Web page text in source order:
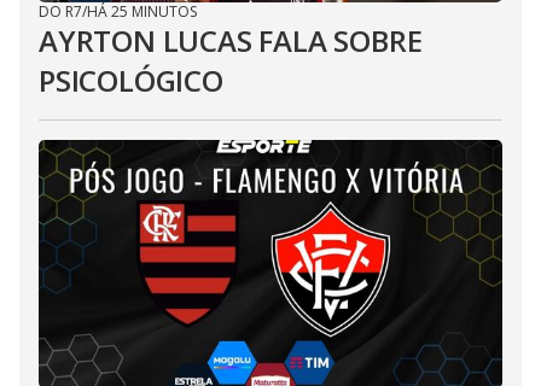
DO R7/HÁ 25 MINUTOS
AYRTON LUCAS FALA SOBRE
PSICOLÓGICO